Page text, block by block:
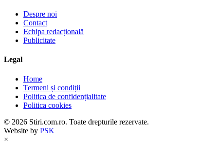
Despre noi
Contact
Echipa redacțională
Publicitate
Legal
Home
Termeni și condiții
Politica de confidențialitate
Politica cookies
© 2026 Stiri.com.ro. Toate drepturile rezervate.
Website by PSK
×